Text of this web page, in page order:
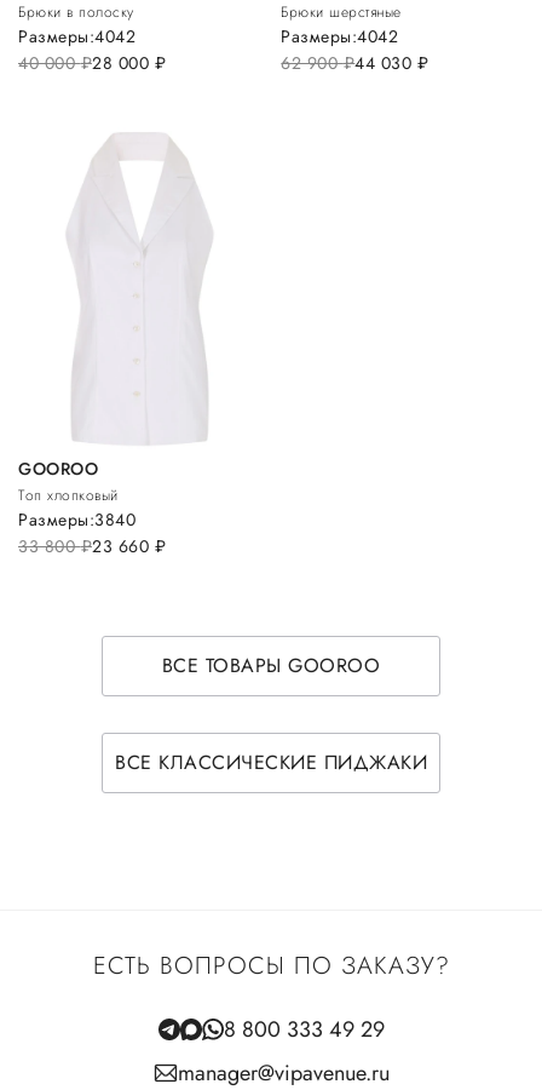
Брюки в полоску
40 000руб.28 000 руб.
Размеры:4042
Брюки шерстяные
62 900руб.44 030 руб.
Размеры:4042
GOOROO
Топ хлопковый
33 800руб.23 660 руб.
Размеры:3840
ВСЕ ТОВАРЫ GOOROO
ВСЕ КЛАССИЧЕСКИЕ ПИДЖАКИ
ЕСТЬ ВОПРОСЫ ПО ЗАКАЗУ?
8 800 333 49 29
manager@vipavenue.ru